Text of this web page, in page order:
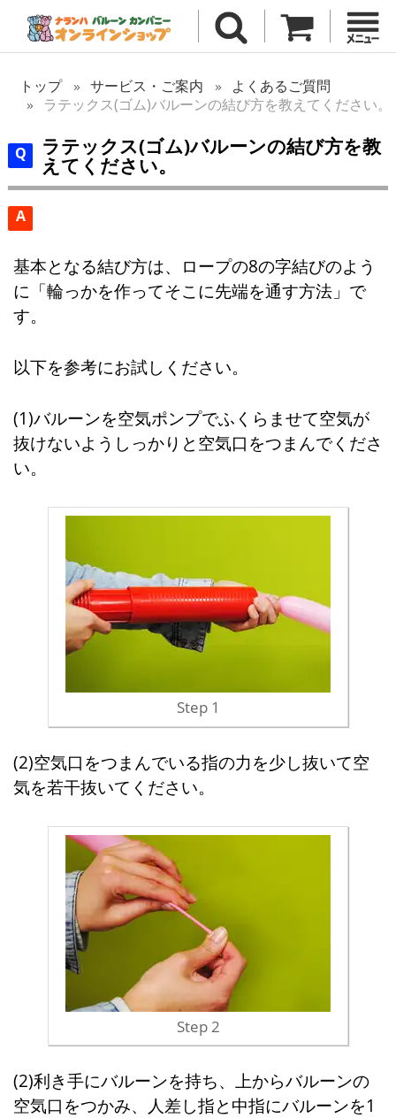
トップ サービス・ご案内
よくあるご質問
ラテックス(ゴム)バルーンの結び方を教えてください。
ラテックス(ゴム)バルーンの結び方を教
えてください。
A
基本となる結び方は、ロープの8の字結びのよう
に「輪っかを作ってそこに先端を通す方法」で
す。
以下を参考にお試しください。
(1)バルーンを空気ポンプでふくらませて空気が
抜けないようしっかりと空気口をつまんでくださ
い。
Step 1
(2)空気口をつまんでいる指の力を少し抜いて空
気を若干抜いてください。
Step 2
(2)利き手にバルーンを持ち、上からバルーンの
空気口をつかみ、人差し指と中指にバルーンを1